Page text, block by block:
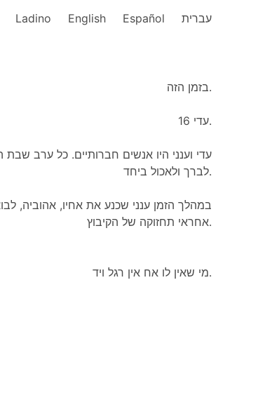
Ladino English Español עברית
בזמן הזה.
עדי 16.
עדי וענני היו אנשים חברותיים. כל ערב
לברך ולאכול ביחד.
במהלך הזמן ענני שכנע את אחיו, אהוביה,
אחראי תחזוקה של הקיבוץ.
מי שאין לו אח אין רגל ויד.